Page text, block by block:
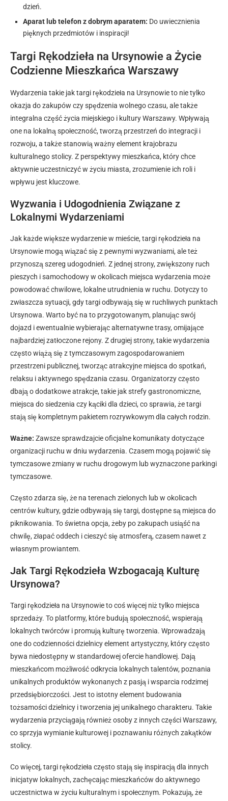
dzień.
Aparat lub telefon z dobrym aparatem: Do uwiecznienia
pięknych przedmiotów i inspiracji!
Targi Rękodzieła na Ursynowie a Życie
Codzienne Mieszkańca Warszawy
Wydarzenia takie jak targi rękodzieła na Ursynowie to nie tylko
okazja do zakupów czy spędzenia wolnego czasu, ale także
integralna część życia miejskiego i kultury Warszawy. Wpływają
one na lokalną społeczność, tworzą przestrzeń do integracji i
rozwoju, a także stanowią ważny element krajobrazu
kulturalnego stolicy. Z perspektywy mieszkańca, który chce
aktywnie uczestniczyć w życiu miasta, zrozumienie ich roli i
wpływu jest kluczowe.
Wyzwania i Udogodnienia Związane z
Lokalnymi Wydarzeniami
Jak każde większe wydarzenie w mieście, targi rękodzieła na
Ursynowie mogą wiązać się z pewnymi wyzwaniami, ale też
przynoszą szereg udogodnień. Z jednej strony, zwiększony ruch
pieszych i samochodowy w okolicach miejsca wydarzenia może
powodować chwilowe, lokalne utrudnienia w ruchu. Dotyczy to
zwłaszcza sytuacji, gdy targi odbywają się w ruchliwych punktach
Ursynowa. Warto być na to przygotowanym, planując swój
dojazd i ewentualnie wybierając alternatywne trasy, omijające
najbardziej zatłoczone rejony. Z drugiej strony, takie wydarzenia
często wiążą się z tymczasowym zagospodarowaniem
przestrzeni publicznej, tworząc atrakcyjne miejsca do spotkań,
relaksu i aktywnego spędzania czasu. Organizatorzy często
dbają o dodatkowe atrakcje, takie jak strefy gastronomiczne,
miejsca do siedzenia czy kąciki dla dzieci, co sprawia, że targi
stają się kompletnym pakietem rozrywkowym dla całych rodzin.
Ważne: Zawsze sprawdzajcie oficjalne komunikaty dotyczące
organizacji ruchu w dniu wydarzenia. Czasem mogą pojawić się
tymczasowe zmiany w ruchu drogowym lub wyznaczone parkingi
tymczasowe.
Często zdarza się, że na terenach zielonych lub w okolicach
centrów kultury, gdzie odbywają się targi, dostępne są miejsca do
piknikowania. To świetna opcja, żeby po zakupach usiąść na
chwilę, złapać oddech i cieszyć się atmosferą, czasem nawet z
własnym prowiantem.
Jak Targi Rękodzieła Wzbogacają Kulturę
Ursynowa?
Targi rękodzieła na Ursynowie to coś więcej niż tylko miejsca
sprzedaży. To platformy, które budują społeczność, wspierają
lokalnych twórców i promują kulturę tworzenia. Wprowadzają
one do codzienności dzielnicy element artystyczny, który często
bywa niedostępny w standardowej ofercie handlowej. Dają
mieszkańcom możliwość odkrycia lokalnych talentów, poznania
unikalnych produktów wykonanych z pasją i wsparcia rodzimej
przedsiębiorczości. Jest to istotny element budowania
tożsamości dzielnicy i tworzenia jej unikalnego charakteru. Takie
wydarzenia przyciągają również osoby z innych części Warszawy,
co sprzyja wymianie kulturowej i poznawaniu różnych zakątków
stolicy.
Co więcej, targi rękodzieła często stają się inspiracją dla innych
inicjatyw lokalnych, zachęcając mieszkańców do aktywnego
uczestnictwa w życiu kulturalnym i społecznym. Pokazują, że